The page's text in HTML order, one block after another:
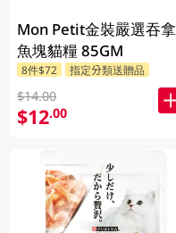
Mon Petit金裝嚴選吞拿
魚塊貓糧 85GM
8件$72 指定分類送贈品
$14.00
$12.00